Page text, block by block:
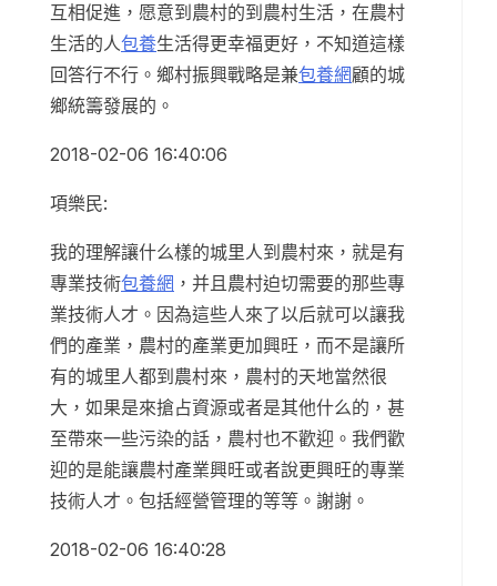
互相促進，愿意到農村的到農村生活，在農村
生活的人包養生活得更幸福更好，不知道這樣
回答行不行。鄉村振興戰略是兼包養網顧的城
鄉統籌發展的。
2018-02-06 16:40:06
項樂民:
我的理解讓什么樣的城里人到農村來，就是有
專業技術包養網 ，并且農村迫切需要的那些專
業技術人才。因為這些人來了以后就可以讓我
們的產業，農村的產業更加興旺，而不是讓所
有的城里人都到農村來，農村的天地當然很
大，如果是來搶占資源或者是其他什么的，甚
至帶來一些污染的話，農村也不歡迎。我們歡
迎的是能讓農村產業興旺或者說更興旺的專業
技術人才。包括經營管理的等等。謝謝。
2018-02-06 16:40:28